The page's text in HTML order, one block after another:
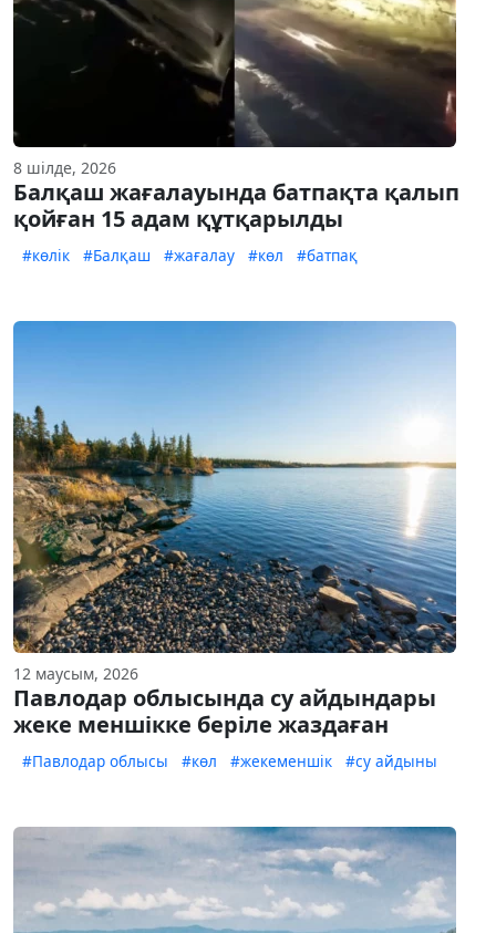
8 шілде, 2026
Балқаш жағалауында батпақта қалып
қойған 15 адам құтқарылды
#көлік #Балқаш #жағалау #көл #батпақ
12 маусым, 2026
Павлодар облысында су айдындары
жеке меншікке беріле жаздаған
#Павлодар облысы #көл #жекеменшік #су айдыны